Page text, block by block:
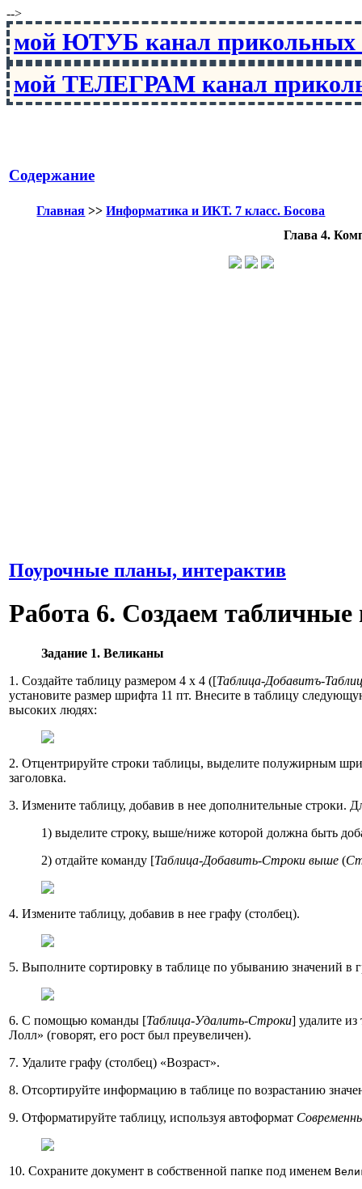
-->
мой ЮТУБ канал
мой ТЕЛЕГРАМ канал
Содержание
Главная >>Информатика и ИКТ. 7 класс. Босова
Глава 4.
Поурочные планы, интерактив
Работа 6. Создаем табличные
Задание 1. Великаны
1. Создайте таблицу размером 4 x 4 ([Таблица-Добавитъ-
установите размер шрифта 11 пт. Внесите в таблицу
высоких людях:
2. Отцентрируйте строки таблицы, выделите полужирным
заголовка.
3. Измените таблицу, добавив в нее дополнительные строки.
1) выделите строку, выше/ниже которой должна быть
2) отдайте команду [Таблица-Добавить-Строки выше (
4. Измените таблицу, добавив в нее графу (столбец).
5. Выполните сортировку в таблице по убыванию значений в
6. С помощью команды [Таблица-Удалить-Строки] удалите
Лолл» (говорят, его рост был преувеличен).
7. Удалите графу (столбец) «Возраст».
8. Отсортируйте информацию в таблице по возрастанию
9. Отформатируйте таблицу, используя автоформат
10. Сохраните документ в собственной папке под именем